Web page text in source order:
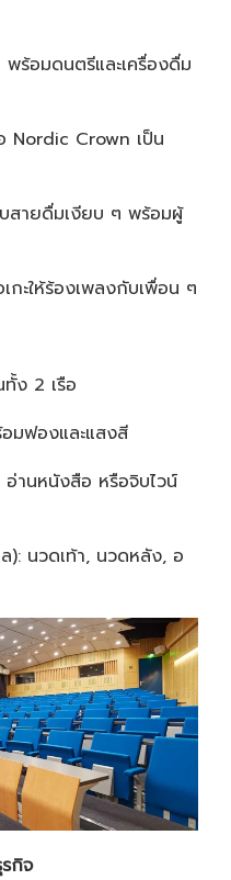
ร้อมดนตรีและเครื่องดื่ม
Nordic Crown เป็น
สายดื่มเงียบ ๆ พร้อมผู้
กะให้ร้องเพลงกับเพื่อน ๆ
ง 2 เรือ
มฟองและแสงสี
อ่านหนังสือ หรือจิบไวน์
นวดเท้า, นวดหลัง, อ
กิจ